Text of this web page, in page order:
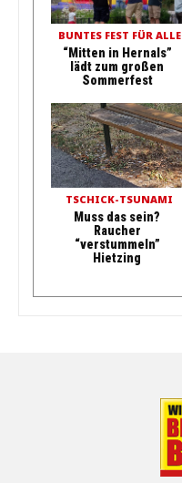
BUNTES FEST FÜR ALLE
“Mitten in Hernals”
lädt zum großen
Sommerfest
TSCHICK-TSUNAMI
Muss das sein?
Raucher
“verstummeln”
Hietzing